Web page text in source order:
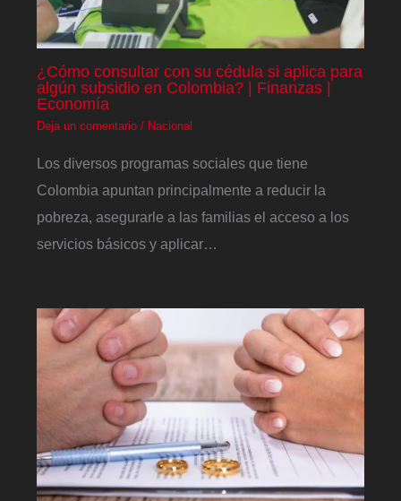
¿Cómo consultar con su cédula si aplica para
algún subsidio en Colombia? | Finanzas |
Economía
Deja un comentario / Nacional
Los diversos programas sociales que tiene
Colombia apuntan principalmente a reducir la
pobreza, asegurarle a las familias el acceso a los
servicios básicos y aplicar…